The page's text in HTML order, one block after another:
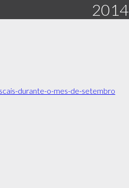
2014
durante-o-mes-de-setembro